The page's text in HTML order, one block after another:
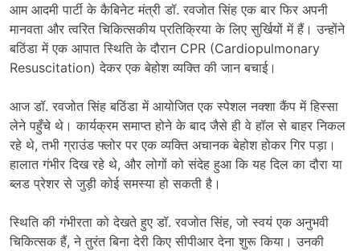
आम आदमी पार्टी के कैबिनेट मंत्री डॉ. रवजोत सिंह एक बार फिर अपनी
मानवता और त्वरित चिकित्सकीय प्रतिक्रिया के लिए सुर्खियों में हैं। उन्होंने
बठिंडा में एक आपात स्थिति के दौरान CPR (Cardiopulmonary
Resuscitation) देकर एक बेहोश व्यक्ति की जान बचाई।
आज डॉ. रवजोत सिंह बठिंडा में आयोजित एक स्पेशल नक्शा कैंप में हिस्सा
लेने पहुँचे थे। कार्यक्रम समाप्त होने के बाद जैसे ही वे हॉल से बाहर निकल
रहे थे, तभी ग्राउंड फ्लोर पर एक व्यक्ति अचानक बेहोश होकर गिर पड़ा।
हालात गंभीर दिख रहे थे, और लोगों को संदेह हुआ कि यह दिल का दौरा या
ब्लड प्रेशर से जुड़ी कोई समस्या हो सकती है।
स्थिति की गंभीरता को देखते हुए डॉ. रवजोत सिंह, जो स्वयं एक अनुभवी
चिकित्सक हैं, ने तुरंत बिना देरी किए सीपीआर देना शुरू किया। उनकी